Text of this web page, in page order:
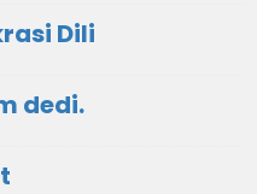
Dili
dedi.